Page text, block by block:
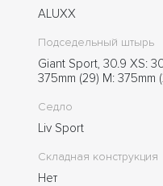
ALUXX
Подседельный штырь
Giant Sport, 30.9 XS:
375mm (29) M: 375mm
Седло
Liv Sport
Складная конструкция
Нет